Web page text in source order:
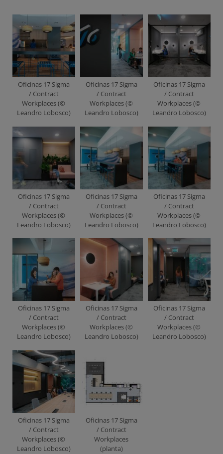
Oficinas 17 Sigma
/ Contract
Workplaces (©
Leandro Lobosco)
Oficinas 17 Sigma
/ Contract
Workplaces (©
Leandro Lobosco)
Oficinas 17 Sigma
/ Contract
Workplaces (©
Leandro Lobosco)
Oficinas 17 Sigma
/ Contract
Workplaces (©
Leandro Lobosco)
Oficinas 17 Sigma
/ Contract
Workplaces (©
Leandro Lobosco)
Oficinas 17 Sigma
/ Contract
Workplaces (©
Leandro Lobosco)
Oficinas 17 Sigma
/ Contract
Workplaces (©
Leandro Lobosco)
Oficinas 17 Sigma
/ Contract
Workplaces (©
Leandro Lobosco)
Oficinas 17 Sigma
/ Contract
Workplaces (©
Leandro Lobosco)
Oficinas 17 Sigma
/ Contract
Workplaces (©
Leandro Lobosco)
Oficinas 17 Sigma
/ Contract
Workplaces
(planta)